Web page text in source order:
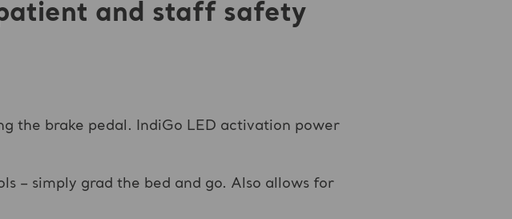
and staff safety
the brake pedal. IndiGo LED activation power
– simply grad the bed and go. Also allows for